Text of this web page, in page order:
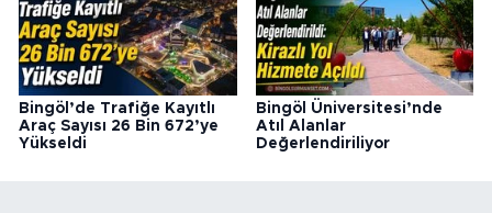
Bingöl’de Trafiğe Kayıtlı
Araç Sayısı 26 Bin 672’ye
Yükseldi
Bingöl Üniversitesi’nde
Atıl Alanlar
Değerlendiriliyor